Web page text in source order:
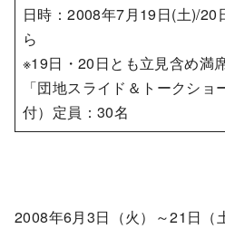
日時：2008年7月19日(土)/20
ら
※19日・20日とも立見含め満
「団地スライド＆トークシ
付）定員：30名
2008年6月3日（火）～21日（